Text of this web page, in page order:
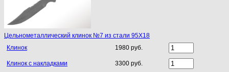
Цельнометаллический клинок №7 из стали 95Х18
Клинок
1980 руб.
Клинок с накладками 3300 руб.